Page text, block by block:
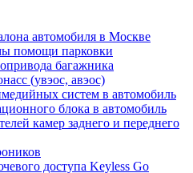
автомобиля в Москве
помощи парковки
багажника
(увэос, авэос)
систем в автомобиль
блока в автомобиль
камер заднего и переднего
доступа Keyless Go